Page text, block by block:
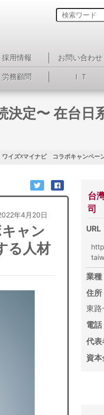
採用情報 お問い合わせ
労務顧問 ＩＴ
定〜 在台日
ワイズ☓マイナビ コラボキャンペー
年4月20日
ャン
る人材
台
司
URL
業種
住所
東路
電話
代表
資本